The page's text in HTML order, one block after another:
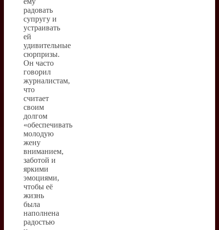
радовать
супругу и
устраивать
ей
удивительные
сюрпризы.
Он часто
говорил
журналистам,
что
считает
своим
долгом
«обеспечивать
молодую
жену
вниманием,
заботой и
яркими
эмоциями,
чтобы её
жизнь
была
наполнена
радостью